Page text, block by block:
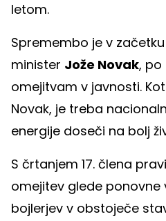
letom.
Spremembo je v
minister Jože Novak, po
omejitvam v javnosti.
Novak, je treba
energije doseči na bolj
S črtanjem 17. člena
omejitev glede ponovne
bojlerjev v obstoječe